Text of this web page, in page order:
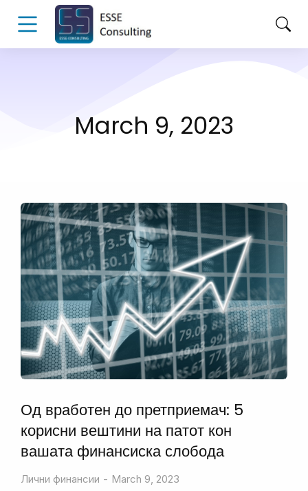
March 9, 2023
Од вработен до претприемач: 5
корисни вештини на патот кон
вашата финансиска слобода
Лични финансии March 9, 2023